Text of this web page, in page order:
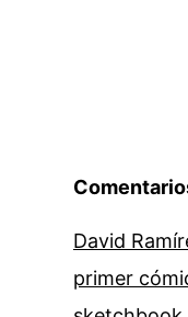
David
primer